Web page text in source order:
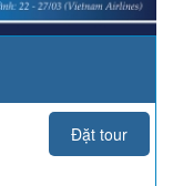
Đặt tour